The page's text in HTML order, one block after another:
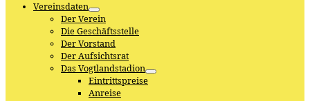
Vereinsdaten
Der Verein
Die Geschäftsstelle
Der Vorstand
Der Aufsichtsrat
Das Vogtlandstadion
Eintrittspreise
Anreise